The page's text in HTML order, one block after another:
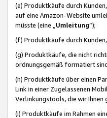
(e) Produktkäufe durch
auf eine Amazon-Website
müsste (eine „ Umleitung“);
(f) Produktkäufe durch
(g) Produktkäufe, die nicht
ordnungsgemäß formatiert
(h) Produktkäufe über einen
Link in einer Zugelassenen
Verlinkungstools, die wir
(i) Produktkäufe im Rahmen